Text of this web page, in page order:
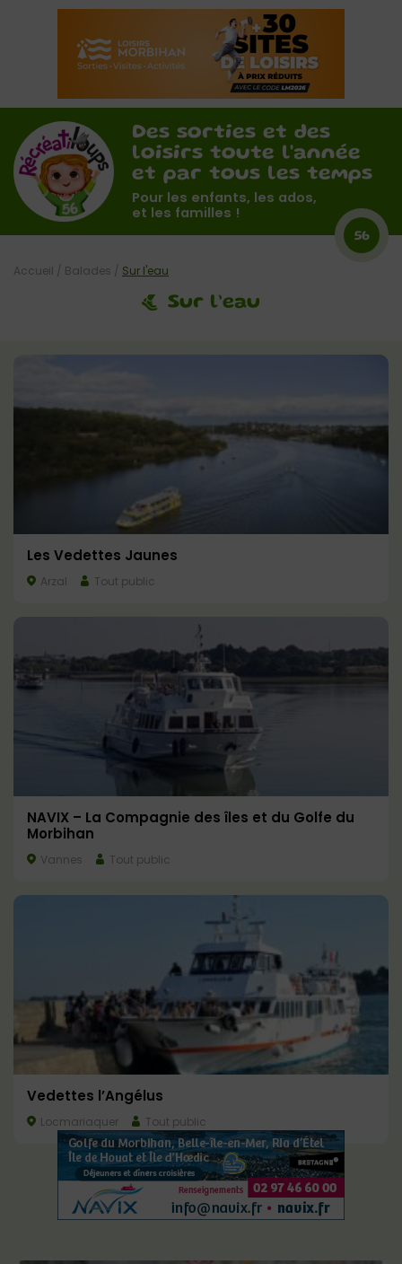
Des sorties et des
loisirs toute l'année
et par tous les temps
Pour les enfants, les ados,
et les familles !
56
Sur l’eau
Accueil / Balades / Sur l'eau
Les Vedettes Jaunes
Arzal Tout public
NAVIX – La Compagnie des îles et du Golfe du
Morbihan
Vannes Tout public
Vedettes l’Angélus
Locmariaquer Tout public